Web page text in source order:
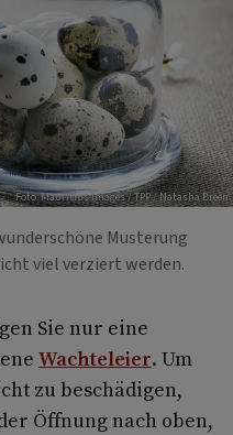
Foto: Mauritius Images / TPP / Natasha Breen
Musterung
viel verziert werden.
Sie nur eine
Wachteleier. Um
zu beschädigen,
Öffnung nach oben,